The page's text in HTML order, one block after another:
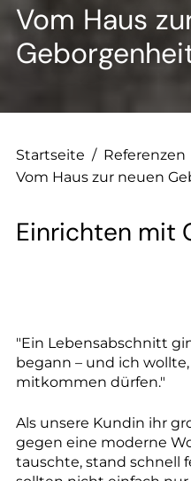
Vom Haus
Startseite / Referenzen
Vom Haus zur neuen
Einrichten mit
"Ein Lebensabschnitt
begann – und ich
mitkommen dürfen."
Als unsere Kundin ihr
gegen eine moderne
tauschte, stand schnell